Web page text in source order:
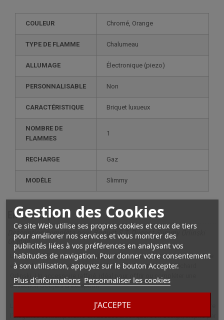
Gestion des Cookies
Ce site Web utilise ses propres cookies et ceux de tiers
pour améliorer nos services et vous montrer des
publicités liées à vos préférences en analysant vos
habitudes de navigation. Pour donner votre consentement
à son utilisation, appuyez sur le bouton Accepter.
Plus d'informations Personnaliser les cookies
J'ACCEPTE
COULEUR Chromé, Orange
TYPE DE FLAMME Chalumeau
ALLUMAGE électronique (piezo)
PERSONNALISABLE non
CARACTÉRISTIQUE briquet luxueux
NOMBRE DE
FLAMMES
1
RECHARGE gaz
MODÈLE slimmy
En savoir plus
Description complète pour Briquet S.T. Dupont Slimmy Orlinski
Orange
Le briquet S.T. Dupont Slimmy Orlinski Orange séduit par son allure fine
et son design géométrique, fruit de la collaboration avec Richard
Orlinski. Un accessoire raffiné, idéal pour offrir ou compléter une
collection d’objets d’exception.
Le briquet S.T. Dupont Slimmy Orlinski Orange incarne la rencontre entre
l’élégance contemporaine et l’audace artistique. Son design, inspiré par